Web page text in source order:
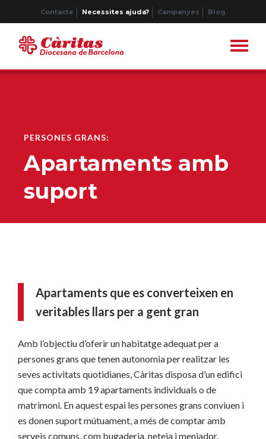
Contacte Necessites ajuda? Campanyes Blog
PERSONES GRANS:
Apartaments amb
suport
Apartaments que es converteixen en
veritables llars per a gent gran
Amb l’objectiu d’oferir un habitatge adequat per a
persones grans que tenen autonomia per realitzar les
seves activitats quotidianes, Càritas disposa d’un edifici
que compta amb 19 apartaments individuals o de
matrimoni. En aquest espai les persones grans conviuen i
es donen suport mútuament, a més de comptar amb
serveis comuns, com bugaderia, neteja i menjador.